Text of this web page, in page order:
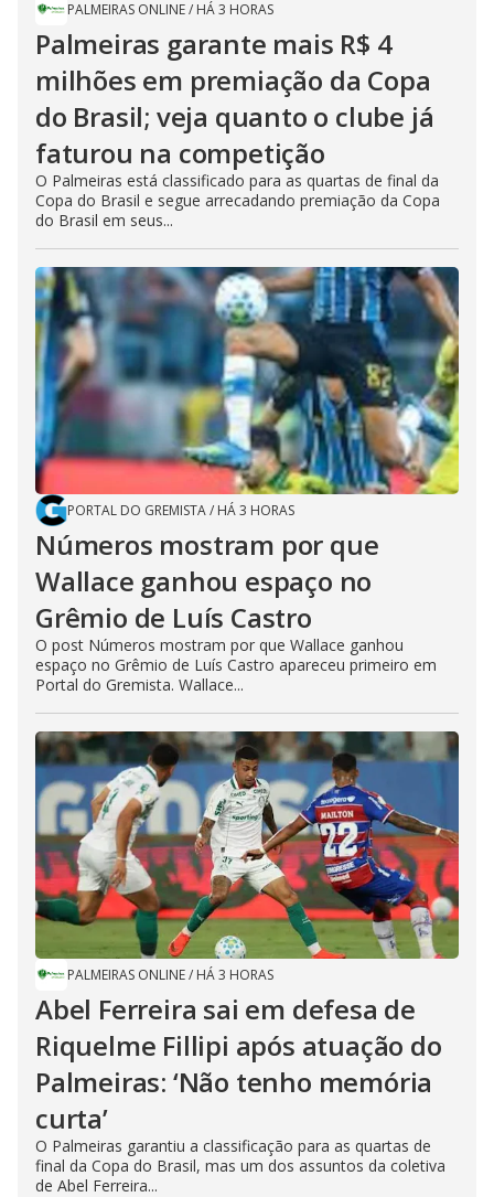
PALMEIRAS ONLINE/ HÁ 3 HORAS
Palmeiras garante mais R$ 4
milhões em premiação da Copa
do Brasil; veja quanto o clube já
faturou na competição
O Palmeiras está classificado para as quartas de final da
Copa do Brasil e segue arrecadando premiação da Copa
do Brasil em seus...
PORTAL DO GREMISTA/ HÁ 3 HORAS
Números mostram por que
Wallace ganhou espaço no
Grêmio de Luís Castro
O post Números mostram por que Wallace ganhou
espaço no Grêmio de Luís Castro apareceu primeiro em
Portal do Gremista. Wallace...
PALMEIRAS ONLINE/ HÁ 3 HORAS
Abel Ferreira sai em defesa de
Riquelme Fillipi após atuação do
Palmeiras: ‘Não tenho memória
curta’
O Palmeiras garantiu a classificação para as quartas de
final da Copa do Brasil, mas um dos assuntos da coletiva
de Abel Ferreira...